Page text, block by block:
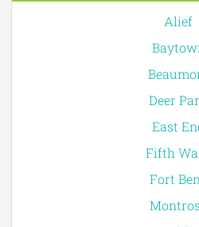
Alief
Deer
East
Fifth
Fort